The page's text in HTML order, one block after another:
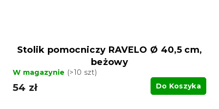
Stolik pomocniczy RAVELO Ø 40,5 cm,
beżowy
W magazynie (>10 szt)
54 zł Do Koszyka